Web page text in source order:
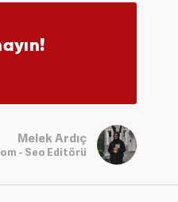
Melek Ardıç
- Seo Editörü